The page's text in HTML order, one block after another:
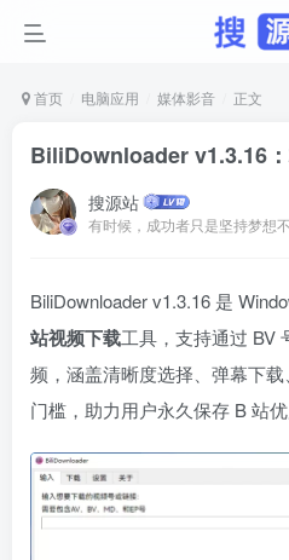
首页 电脑应用 媒体影音 正文
BiliDownloader v1.3.16
搜源站
有时候，成功者只是坚持梦想
BiliDownloader v1.3.16 是
站视频下载工具，支持通过 BV
频，涵盖清晰度选择、弹幕下
门槛，助力用户永久保存 B 站